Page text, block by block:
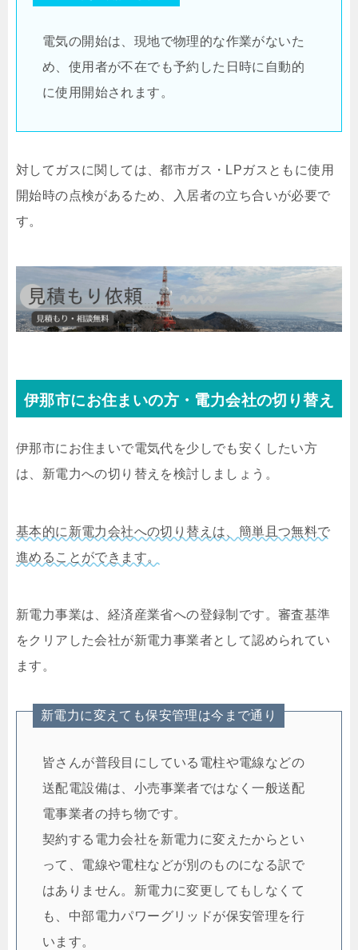
電気の開始は、現地で物理的な作業がないた
め、使用者が不在でも予約した日時に自動的
に使用開始されます。
対してガスに関しては、都市ガス・LPガスともに使用
開始時の点検があるため、入居者の立ち合いが必要で
す。
伊那市にお住まいの方・電力会社の切り替え
伊那市にお住まいで電気代を少しでも安くしたい方
は、新電力への切り替えを検討しましょう。
基本的に新電力会社への切り替えは、簡単且つ無料で
進めることができます。
新電力事業は、経済産業省への登録制です。審査基準
をクリアした会社が新電力事業者として認められてい
ます。
新電力に変えても保安管理は今まで通り
皆さんが普段目にしている電柱や電線などの
送配電設備は、小売事業者ではなく一般送配
電事業者の持ち物です。
契約する電力会社を新電力に変えたからとい
って、電線や電柱などが別のものになる訳で
はありません。新電力に変更してもしなくて
も、中部電力パワーグリッドが保安管理を行
います。